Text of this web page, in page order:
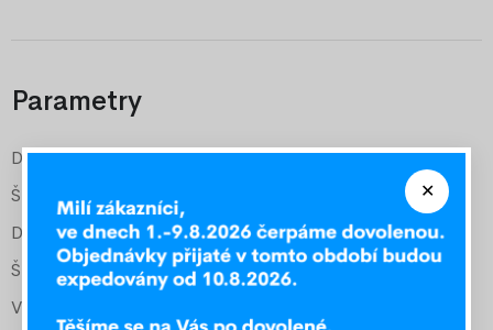
Parametry
Délka vnější
205 cm
Šířka vnější
Délka pro matraci
200 cm
Šířka pro matraci
80 cm
Vyšší čelo